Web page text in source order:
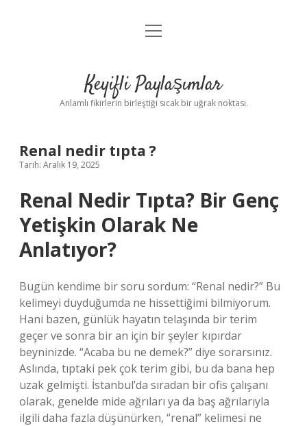
Anasayfa
Yasal Uyarı
menüyü
Keyifli Paylaşımlar
Anlamlı fikirlerin birleştiği sıcak bir uğrak noktası.
Renal nedir tıpta ?
Tarih: Aralık 19, 2025
Renal Nedir Tıpta? Bir Genç
Yetişkin Olarak Ne
Anlatıyor?
Bugün kendime bir soru sordum: “Renal nedir?” Bu
kelimeyi duyduğumda ne hissettiğimi bilmiyorum.
Hani bazen, günlük hayatın telaşında bir terim
geçer ve sonra bir an için bir şeyler kıpırdar
beyninizde. “Acaba bu ne demek?” diye sorarsınız.
Aslında, tıptaki pek çok terim gibi, bu da bana hep
uzak gelmişti. İstanbul’da sıradan bir ofis çalışanı
olarak, genelde mide ağrıları ya da baş ağrılarıyla
ilgili daha fazla düşünürken, “renal” kelimesi ne